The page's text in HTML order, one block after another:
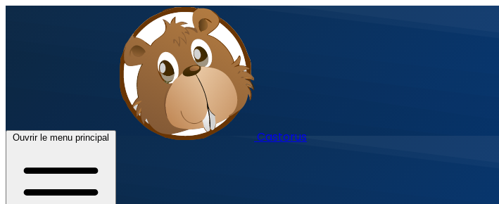
Ouvrir le menu principal Castorus